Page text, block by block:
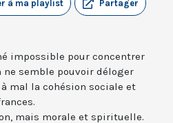
Partager
à ma playlist
impossible pour concentrer
semble pouvoir déloger
mal la cohésion sociale et
mais morale et spirituelle.